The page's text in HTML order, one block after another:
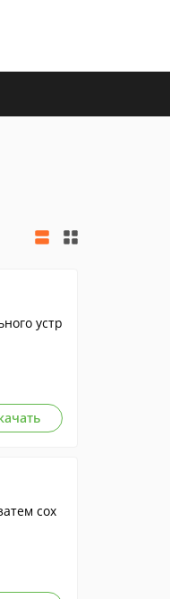
устр
сох